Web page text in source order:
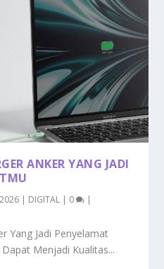
ANKER YANG JADI
| DIGITAL | 0 |
Yang Jadi Penyelamat
Menjadi Kualitas...